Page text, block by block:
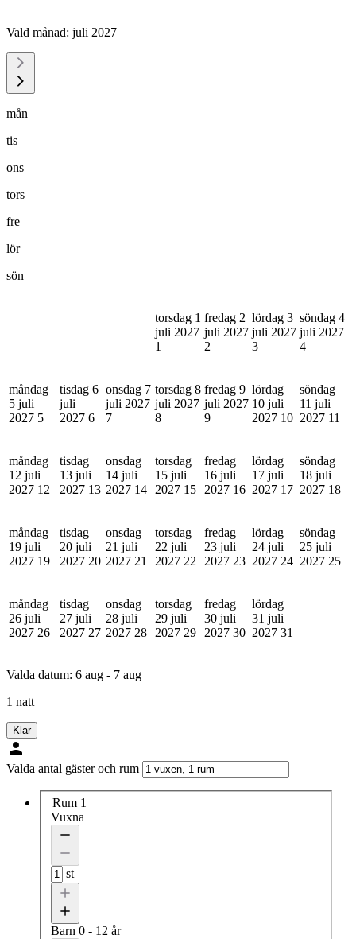
Vald månad: juli 2027
mån
tis
ons
tors
fre
lör
sön
torsdag 1
juli 2027
1
fredag 2
juli 2027
2
lördag 3
juli 2027
3
söndag 4
juli 2027
4
måndag
5 juli
2027 5
tisdag 6
juli
2027 6
onsdag 7
juli 2027
7
torsdag 8
juli 2027
8
fredag 9
juli 2027
9
lördag
10 juli
2027 10
söndag
11 juli
2027 11
måndag
12 juli
2027 12
tisdag
13 juli
2027 13
onsdag
14 juli
2027 14
torsdag
15 juli
2027 15
fredag
16 juli
2027 16
lördag
17 juli
2027 17
söndag
18 juli
2027 18
måndag
19 juli
2027 19
tisdag
20 juli
2027 20
onsdag
21 juli
2027 21
torsdag
22 juli
2027 22
fredag
23 juli
2027 23
lördag
24 juli
2027 24
söndag
25 juli
2027 25
måndag
26 juli
2027 26
tisdag
27 juli
2027 27
onsdag
28 juli
2027 28
torsdag
29 juli
2027 29
fredag
30 juli
2027 30
lördag
31 juli
2027 31
Valda datum: 6 aug - 7 aug
1 natt
Klar
Valda antal gäster och rum
Rum 1
Vuxna
st
Barn 0 - 12 år